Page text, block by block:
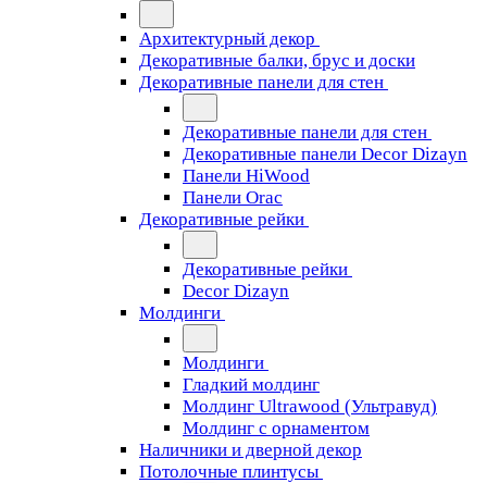
Архитектурный декор
Декоративные балки, брус и доски
Декоративные панели для стен
Декоративные панели для стен
Декоративные панели Decor Dizayn
Панели HiWood
Панели Orac
Декоративные рейки
Декоративные рейки
Decor Dizayn
Молдинги
Молдинги
Гладкий молдинг
Молдинг Ultrawood (Ультравуд)
Молдинг с орнаментом
Наличники и дверной декор
Потолочные плинтусы